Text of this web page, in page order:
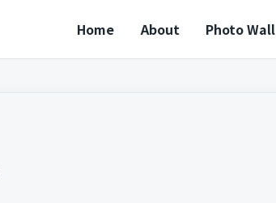
Home About Photo Wall